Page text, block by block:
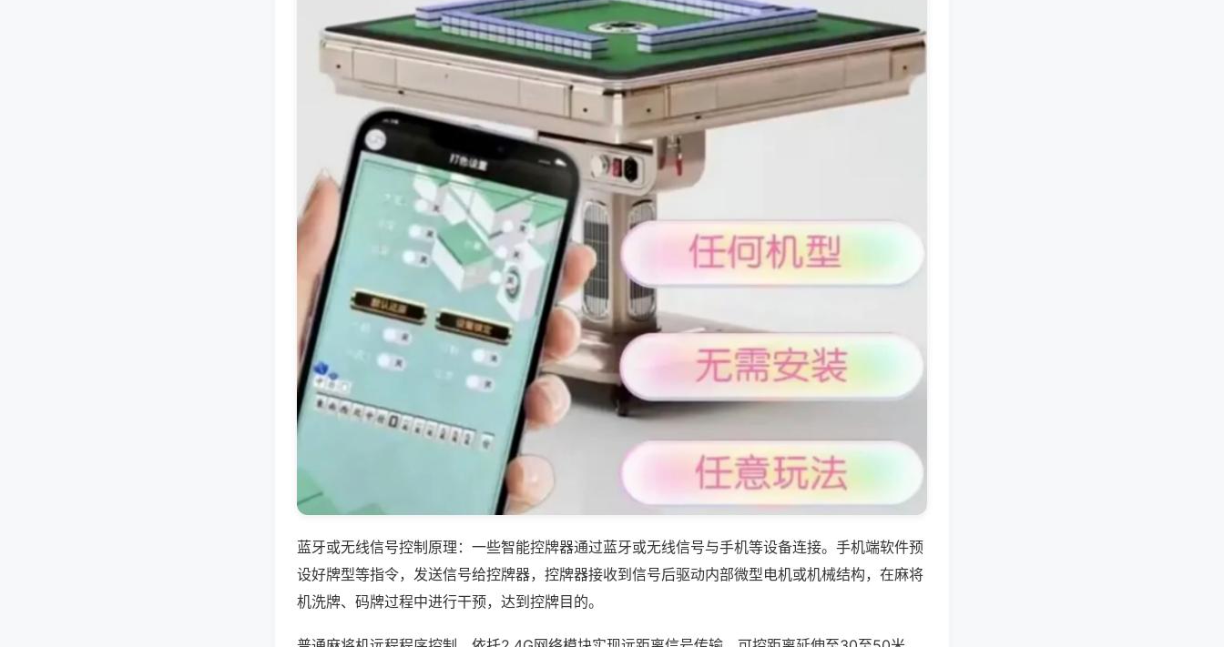
蓝牙或无线信号控制原理：一些智能控牌器通过蓝牙或无线信号与手机等设备连接。手机端软件预
设好牌型等指令，发送信号给控牌器，控牌器接收到信号后驱动内部微型电机或机械结构，在麻将
机洗牌、码牌过程中进行干预，达到控牌目的。